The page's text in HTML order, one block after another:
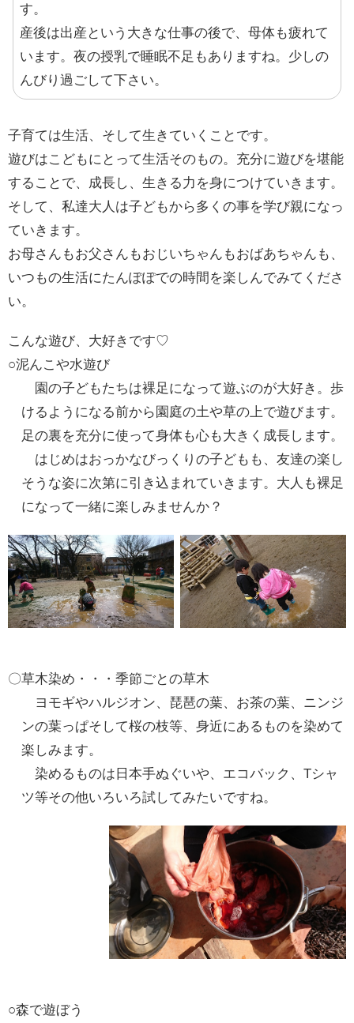
す。
産後は出産という大きな仕事の後で、母体も疲れて
います。夜の授乳で睡眠不足もありますね。少しの
んびり過ごして下さい。
子育ては生活、そして生きていくことです。
遊びはこどもにとって生活そのもの。充分に遊びを堪能
することで、成長し、生きる力を身につけていきます。
そして、私達大人は子どもから多くの事を学び親になっ
ていきます。
お母さんもお父さんもおじいちゃんもおばあちゃんも、
いつもの生活にたんぽぽでの時間を楽しんでみてくださ
い。
こんな遊び、大好きです♡
○泥んこや水遊び
園の子どもたちは裸足になって遊ぶのが大好き。歩
けるようになる前から園庭の土や草の上で遊びます。
足の裏を充分に使って身体も心も大きく成長します。
はじめはおっかなびっくりの子どもも、友達の楽し
そうな姿に次第に引き込まれていきます。大人も裸足
になって一緒に楽しみませんか？
〇草木染め・・・季節ごとの草木
ヨモギやハルジオン、琵琶の葉、お茶の葉、ニンジ
ンの葉っぱそして桜の枝等、身近にあるものを染めて
楽しみます。
染めるものは日本手ぬぐいや、エコバック、Tシャ
ツ等その他いろいろ試してみたいですね。
○森で遊ぼう